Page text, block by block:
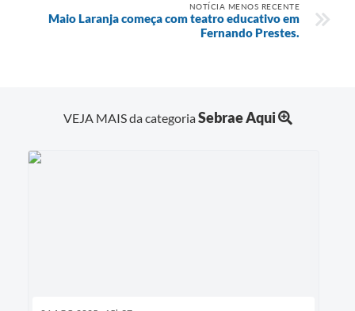
NOTÍCIA MENOS RECENTE
Maio Laranja começa com teatro educativo em
Fernando Prestes.
VEJA MAIS da categoriaSebrae Aqui